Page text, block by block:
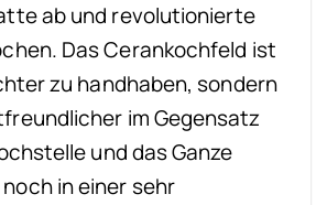
ab und revolutionierte
Das Cerankochfeld ist
zu handhaben, sondern
im Gegensatz
und das Ganze
in einer sehr